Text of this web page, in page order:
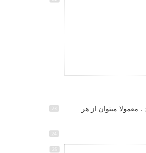
معمولا میتوان از هر